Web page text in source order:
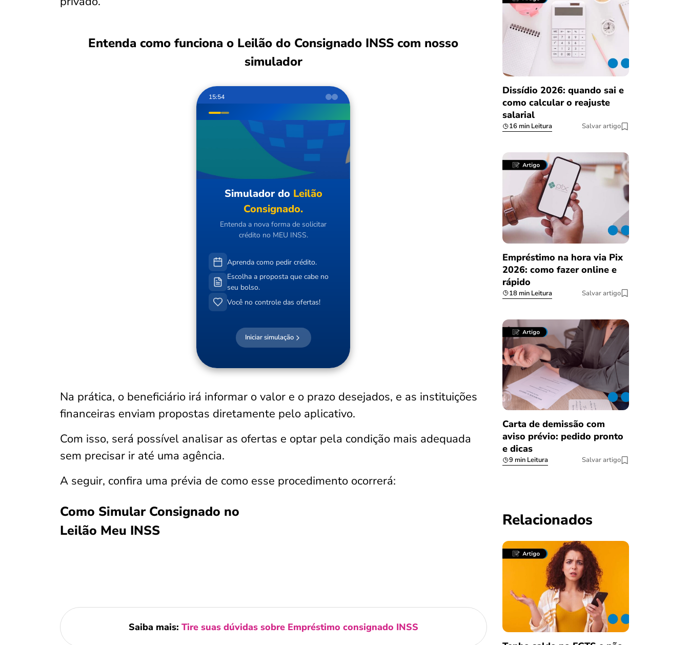
Entenda como funciona o Leilão do Consignado INSS com nosso
simulador
15:54
Simulador do Leilão
Consignado.
Entenda a nova forma de solicitar
crédito no MEU INSS.
Aprenda como pedir crédito.
Escolha a proposta que cabe no
seu bolso.
Você no controle das ofertas!
Iniciar simulação
Na prática, o beneficiário irá informar o valor e o prazo desejados, e as instituições
financeiras enviam propostas diretamente pelo aplicativo.
Com isso, será possível analisar as ofertas e optar pela condição mais adequada
sem precisar ir até uma agência.
A seguir, confira uma prévia de como esse procedimento ocorrerá:
Como Simular Consignado no
Leilão Meu INSS
Saiba mais: Tire suas dúvidas sobre Empréstimo consignado INSS
Dissídio 2026: quando sai e
como calcular o reajuste
salarial
16 min Leitura Salvar artigo
Empréstimo na hora via Pix
2026: como fazer online e
rápido
18 min Leitura Salvar artigo
Carta de demissão com
aviso prévio: pedido pronto
e dicas
9 min Leitura Salvar artigo
Relacionados